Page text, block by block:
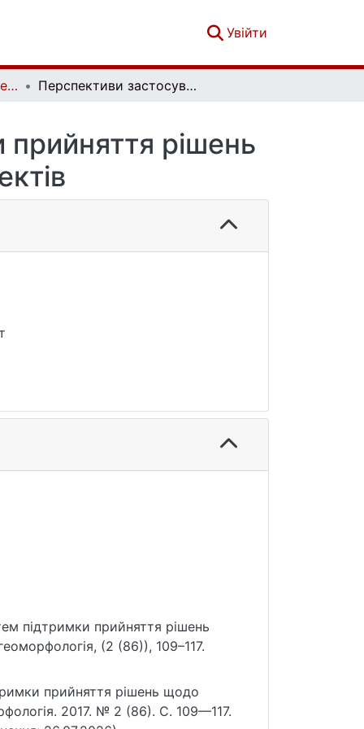
Увійти
Фізична географія та геоморфологія. Вип. 2 (86) Перспективи застосування систем підтримки прийняття рішень щодо екологоорієнтованих проектів
рішень
підтримки прийняття рішень
(2 (86)), 109–117.
прийняття рішень щодо
2017. № 2 (86). С. 109—117.